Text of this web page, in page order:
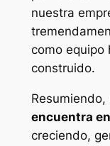
nuestra
como equipo
construido.
Resumiendo,
encuentra
creciendo,